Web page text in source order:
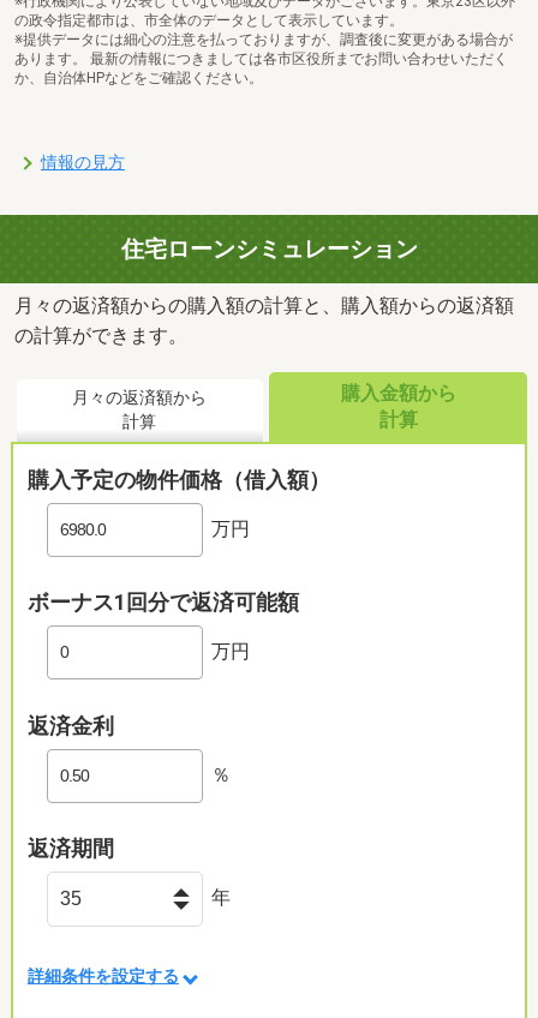
の政令指定都市は、市全体のデータとして表示しています。
※提供データには細心の注意を払っておりますが、調査後に変更がある場合が
あります。 最新の情報につきましては各市区役所までお問い合わせいただく
か、自治体HPなどをご確認ください。
情報の見方
住宅ローンシミュレーション
月々の返済額からの購入額の計算と、購入額からの返済額
の計算ができます。
月々の返済額から
計算
購入金額から
計算
購入予定の物件価格（借入額）
万円
ボーナス1回分で返済可能額
万円
返済金利
％
返済期間
年
詳細条件を設定する